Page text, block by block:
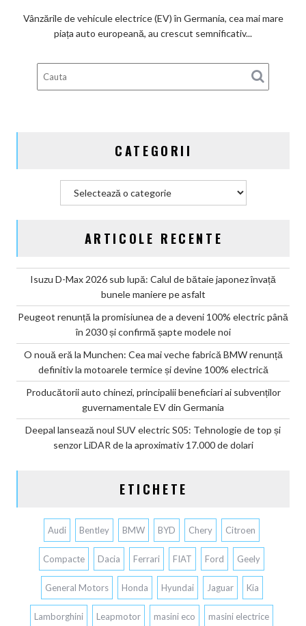
din
Germania
Vânzările de vehicule electrice (EV) în Germania, cea mai mare
piața auto europeană, au crescut semnificativ...
CATEGORII
ARTICOLE RECENTE
Isuzu D-Max 2026 sub lupă: Calul de bătaie japonez învață
bunele maniere pe asfalt
Peugeot renunță la promisiunea de a deveni 100% electric până
în 2030 și confirmă șapte modele noi
O nouă eră la Munchen: Cea mai veche fabrică BMW renunță
definitiv la motoarele termice și devine 100% electrică
Producătorii auto chinezi, principalii beneficiari ai subvenților
guvernamentale EV din Germania
Deepal lansează noul SUV electric S05: Tehnologie de top și
senzor LiDAR de la aproximativ 17.000 de dolari
ETICHETE
Audi Bentley BMW BYD Chery Citroen
Compacte Dacia Ferrari FIAT Ford Geely
General Motors Honda Hyundai Jaguar Kia
Lamborghini Leapmotor masini eco masini electrice